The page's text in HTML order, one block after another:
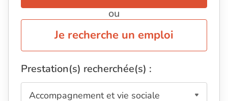
ou
Je recherche un emploi
Prestation(s) recherchée(s) :